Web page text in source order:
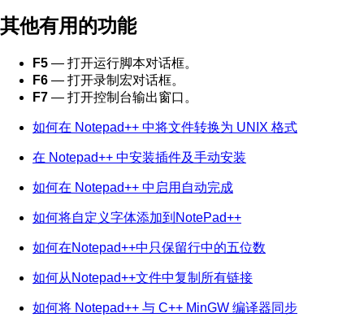
其他有用的功能
F5 — 打开运行脚本对话框。
F6 — 打开录制宏对话框。
F7 — 打开控制台输出窗口。
如何在 Notepad++ 中将文件转换为 UNIX 格式
在 Notepad++ 中安装插件及手动安装
如何在 Notepad++ 中启用自动完成
如何将自定义字体添加到NotePad++
如何在Notepad++中只保留行中的五位数
如何从Notepad++文件中复制所有链接
如何将 Notepad++ 与 C++ MinGW 编译器同步